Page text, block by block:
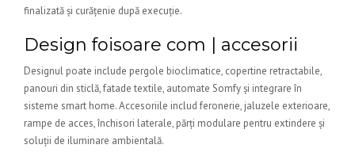
finalizată și curățenie după execuție.
Design foisoare com | accesorii
Designul poate include pergole bioclimatice, copertine retractabile,
panouri din sticlă, fatade textile, automate Somfy și integrare în
sisteme smart home. Accesoriile includ feronerie, jaluzele exterioare,
rampe de acces, închisori laterale, părți modulare pentru extindere și
soluții de iluminare ambientală.